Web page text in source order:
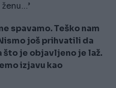
spavamo. Teško nam
još prihvatili da
što je objavljeno je laž.
izjavu kao